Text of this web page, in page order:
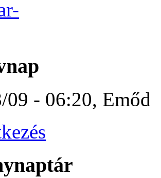
09 - 06:20, Emőd